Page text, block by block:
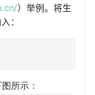
）举例。将生
：
所示：